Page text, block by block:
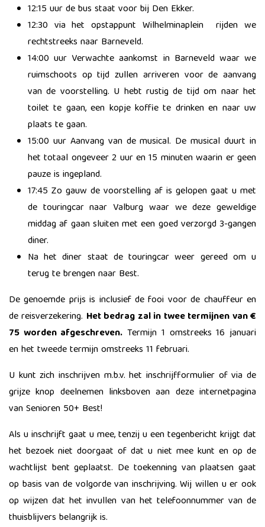
12:15 uur de bus staat voor bij Den Ekker.
12:30 via het opstappunt Wilhelminaplein rijden we
rechtstreeks naar Barneveld.
14:00 uur Verwachte aankomst in Barneveld waar we
ruimschoots op tijd zullen arriveren voor de aanvang
van de voorstelling. U hebt rustig de tijd om naar het
toilet te gaan, een kopje koffie te drinken en naar uw
plaats te gaan.
15:00 uur Aanvang van de musical. De musical duurt in
het totaal ongeveer 2 uur en 15 minuten waarin er geen
pauze is ingepland.
17:45 Zo gauw de voorstelling af is gelopen gaat u met
de touringcar naar Valburg waar we deze geweldige
middag af gaan sluiten met een goed verzorgd 3-gangen
diner.
Na het diner staat de touringcar weer gereed om u
terug te brengen naar Best.
De genoemde prijs is inclusief de fooi voor de chauffeur en
de reisverzekering. Het bedrag zal in twee termijnen van €
75 worden afgeschreven. Termijn 1 omstreeks 16 januari
en het tweede termijn omstreeks 11 februari.
U kunt zich inschrijven m.b.v. het inschrijfformulier of via de
grijze knop deelnemen linksboven aan deze internetpagina
van Senioren 50+ Best!
Als u inschrijft gaat u mee, tenzij u een tegenbericht krijgt dat
het bezoek niet doorgaat of dat u niet mee kunt en op de
wachtlijst bent geplaatst. De toekenning van plaatsen gaat
op basis van de volgorde van inschrijving. Wij willen u er ook
op wijzen dat het invullen van het telefoonnummer van de
thuisblijvers belangrijk is.